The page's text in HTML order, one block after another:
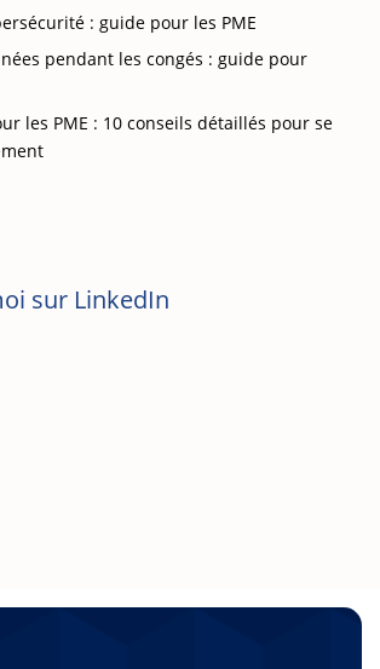
: guide pour les PME
pendant les congés : guide pour
les PME : 10 conseils détaillés pour se
sur LinkedIn